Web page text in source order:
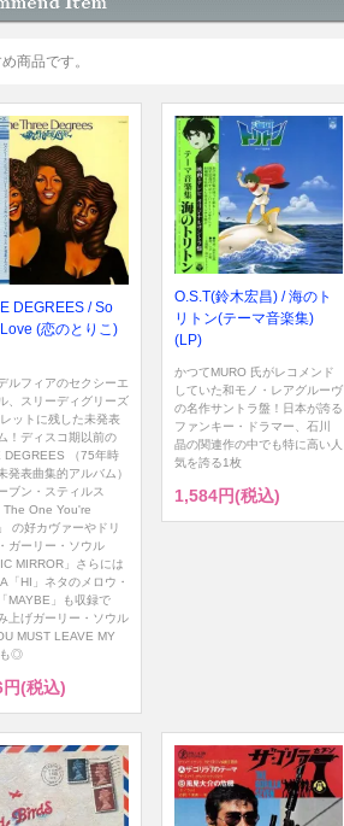
商品です。
DEGREES / So
(恋のとりこ)
ルフィアのセクシーエ
、スリーディグリーズ
ットに残した未発表
！ディスコ期以前の
DEGREES （75年時
発表曲集的アルバム）
ブン・スティルス
The One You're
の好カヴァーやドリ
ガーリー・ソウル
MIRROR」さらには
「HI」ネタのメロウ・
MAYBE」も収録で
上げガーリー・ソウル
MUST LEAVE MY
も◎
(税込)
O.S.T(鈴木宏昌) / 海のト
リトン(テーマ音楽集)
(LP)
かつてMURO 氏がレコメンド
していた和モノ・レアグルーヴ
の名作サントラ盤！日本が誇る
ファンキー・ドラマー、石川
晶の関連作の中でも特に高い人
気を誇る1枚
1,584円(税込)